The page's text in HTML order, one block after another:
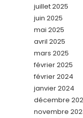
juillet 2025
juin 2025
mai 2025
avril 2025
mars 2025
février 2025
février 2024
janvier 2024
décembre
novembre